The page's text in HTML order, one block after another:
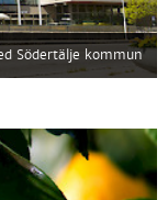
Södertälje kommun